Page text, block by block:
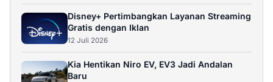
Disney+ Pertimbangkan Layanan Streaming
Gratis dengan Iklan
12 Juli 2026
Kia Hentikan Niro EV, EV3 Jadi Andalan
Baru